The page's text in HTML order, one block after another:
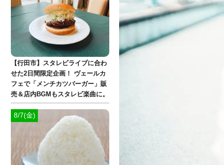
【行田市】スタレビライブに合わ
せた2日間限定企画！ ヴェールカ
フェで「メンチカツバーガー」販
売＆店内BGMもスタレビ楽曲に。
8/7(金)